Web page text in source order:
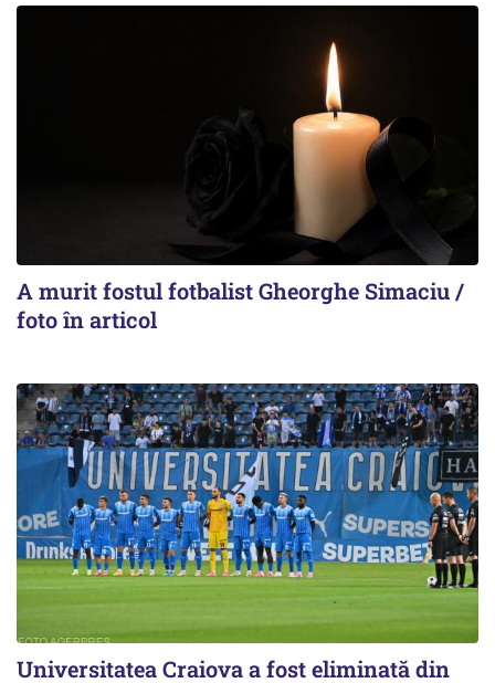
A murit fostul fotbalist Gheorghe Simaciu /
foto în articol
Universitatea Craiova a fost eliminată din